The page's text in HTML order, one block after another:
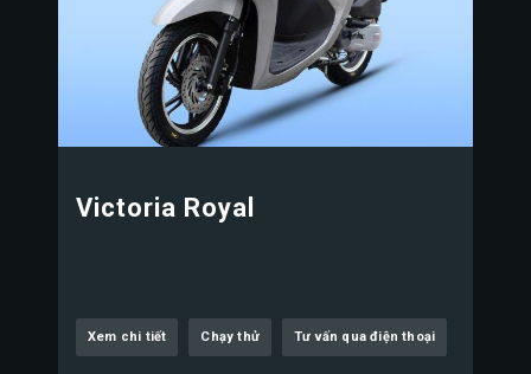
Victoria Royal
Xem chi tiết Chạy thử Tư vấn qua điện thoại